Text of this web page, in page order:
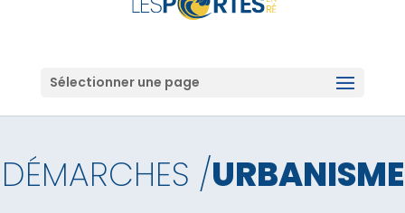
Sélectionner une page
DÉMARCHES /URBANISME